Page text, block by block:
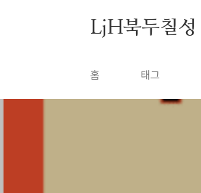
LjH북두칠성
홈 태그